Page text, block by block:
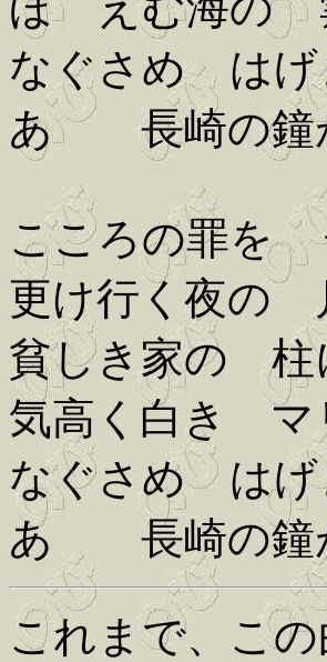
なぐさめ は
あゝ 長崎の鐘
こころの罪を
更け行く夜の
貧しき家の 柱
気高く白き マ
なぐさめ は
あゝ 長崎の鐘
これまで、こ